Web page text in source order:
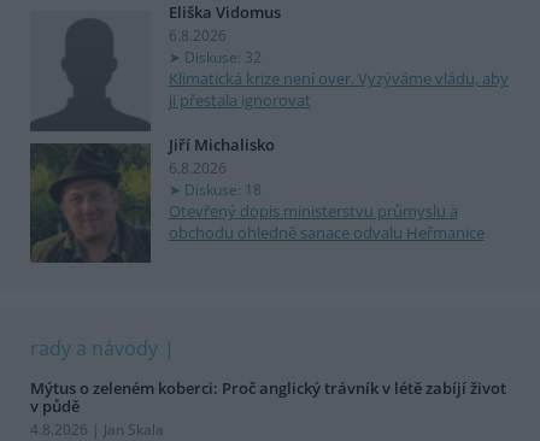
Eliška Vidomus
6.8.2026
Diskuse: 32
Klimatická krize není over. Vyzýváme vládu, aby
ji přestala ignorovat
Jiří Michalisko
6.8.2026
Diskuse: 18
Otevřený dopis ministerstvu průmyslu a
obchodu ohledně sanace odvalu Heřmanice
rady a návody
Mýtus o zeleném koberci: Proč anglický trávník v létě zabíjí život
v půdě
4.8.2026 | Jan Skala